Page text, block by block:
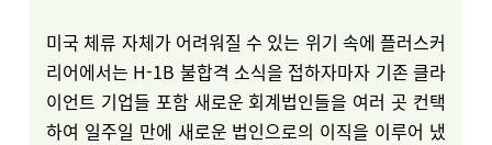
미국 체류 자체가 어려워질 수 있는 위기 속에 플러스커
리어에서는 H-1B 불합격 소식을 접하자마자 기존 클라
이언트 기업들 포함 새로운 회계법인들을 여러 곳 컨택
하여 일주일 만에 새로운 법인으로의 이직을 이루어 냈